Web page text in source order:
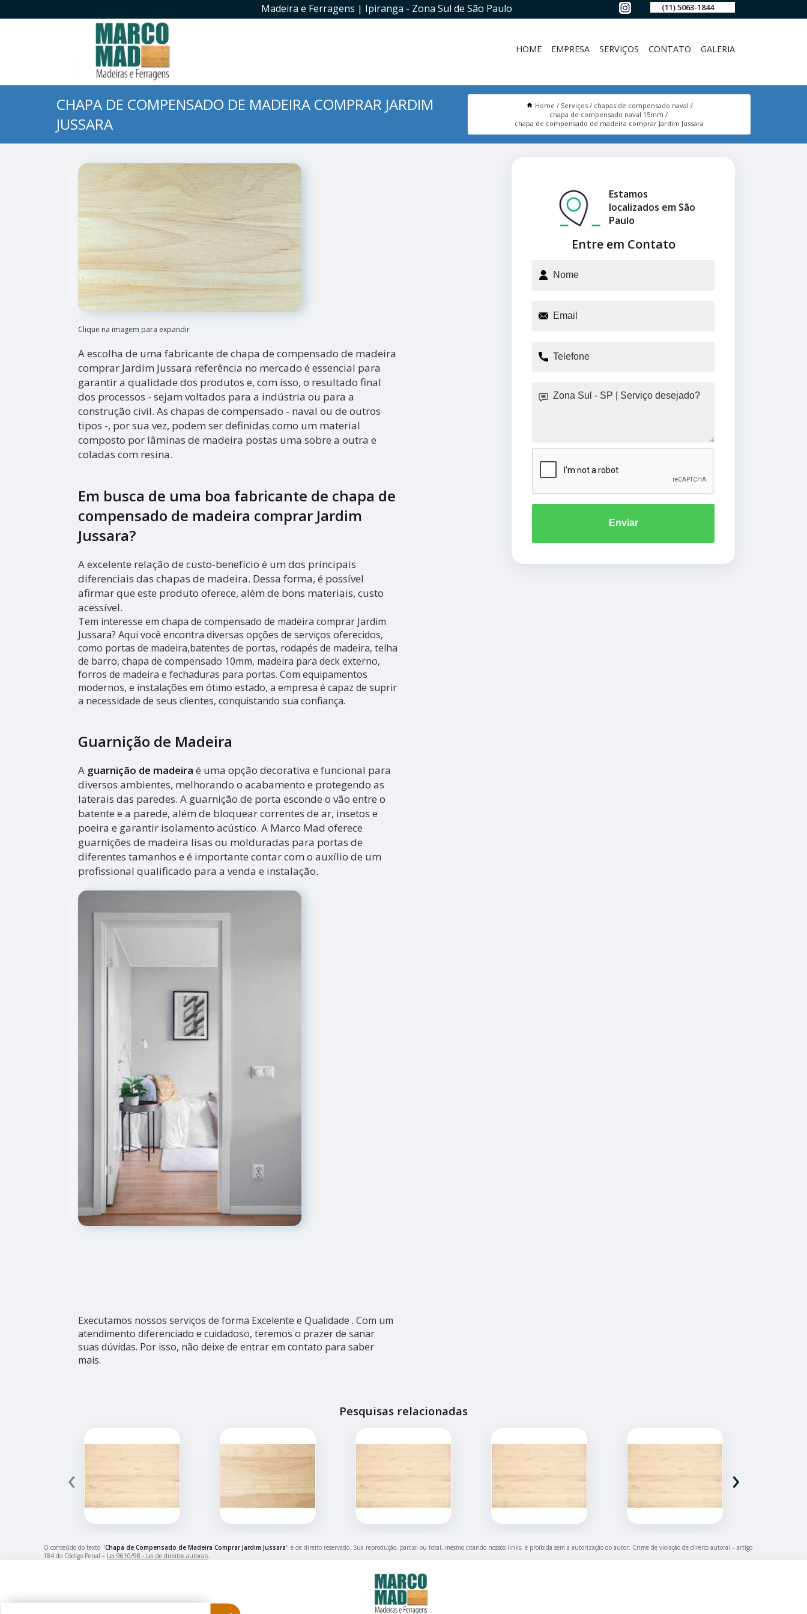
Madeira e Ferragens | Ipiranga - Zona Sul de São Paulo (11) 5063-1844
HOME EMPRESA SERVIÇOS CONTATO GALERIA
CHAPA DE COMPENSADO DE MADEIRA COMPRAR JARDIM
JUSSARA
Home Serviços
chapas de compensado naval
chapa de compensado naval 15mm
chapa de compensado de madeira comprar Jardim Jussara
Clique na imagem para expandir
A escolha de uma fabricante de chapa de compensado de madeira
comprar Jardim Jussara referência no mercado é essencial para
garantir a qualidade dos produtos e, com isso, o resultado final
dos processos - sejam voltados para a indústria ou para a
construção civil. As chapas de compensado - naval ou de outros
tipos -, por sua vez, podem ser definidas como um material
composto por lâminas de madeira postas uma sobre a outra e
coladas com resina.
Em busca de uma boa fabricante de chapa de
compensado de madeira comprar Jardim
Jussara?
A excelente relação de custo-benefício é um dos principais
diferenciais das chapas de madeira. Dessa forma, é possível
afirmar que este produto oferece, além de bons materiais, custo
acessível.
Tem interesse em chapa de compensado de madeira comprar Jardim
Jussara? Aqui você encontra diversas opções de serviços oferecidos,
como portas de madeira,batentes de portas, rodapés de madeira, telha
de barro, chapa de compensado 10mm, madeira para deck externo,
forros de madeira e fechaduras para portas. Com equipamentos
modernos, e instalações em ótimo estado, a empresa é capaz de suprir
a necessidade de seus clientes, conquistando sua confiança.
Guarnição de Madeira
A guarnição de madeira é uma opção decorativa e funcional para
diversos ambientes, melhorando o acabamento e protegendo as
laterais das paredes. A guarnição de porta esconde o vão entre o
batente e a parede, além de bloquear correntes de ar, insetos e
poeira e garantir isolamento acústico. A Marco Mad oferece
guarnições de madeira lisas ou molduradas para portas de
diferentes tamanhos e é importante contar com o auxílio de um
profissional qualificado para a venda e instalação.
Executamos nossos serviços de forma Excelente e Qualidade . Com um
atendimento diferenciado e cuidadoso, teremos o prazer de sanar
suas dúvidas. Por isso, não deixe de entrar em contato para saber
mais.
Entre em Contato
Estamos
localizados em São
Paulo
Enviar
Pesquisas relacionadas
‹ ›
O conteúdo do texto "Chapa de Compensado de Madeira Comprar Jardim Jussara" é de direito reservado. Sua reprodução, parcial ou total, mesmo citando nossos links, é proibida sem a autorização do autor. Crime de violação de direito autoral – artigo
184 do Código Penal – Lei 9610/98 - Lei de direitos autorais